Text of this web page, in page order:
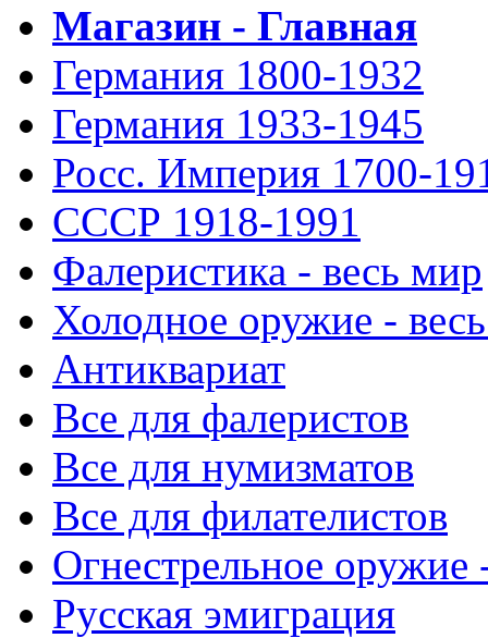
Магазин - Главная
Германия 1800-1932
Германия 1933-1945
Росс. Империя 1700-
СССР 1918-1991
Фалеристика - весь мир
Холодное оружие -
Антиквариат
Все для фалеристов
Все для нумизматов
Все для филателистов
Огнестрельное оружие
Русская эмиграция